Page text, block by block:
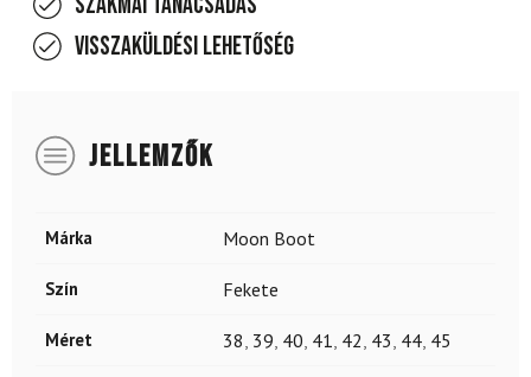
Visszaküldési lehetőség
JELLEMZŐK
Márka Moon Boot
Szín Fekete
Méret 38, 39, 40, 41, 42, 43, 44, 45